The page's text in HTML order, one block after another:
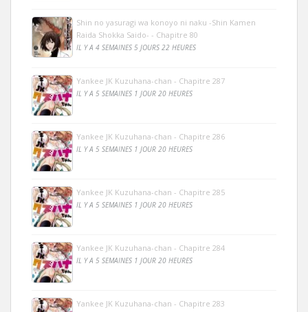
Shin no yasuragi wa konoyo ni naku -Shin Kamen
Raida Shokka Saido- - Chapitre 80
IL Y A 4 SEMAINES 5 JOURS 22 HEURES
Yankee JK Kuzuhana-chan - Chapitre 287
IL Y A 5 SEMAINES 1 JOUR 20 HEURES
Yankee JK Kuzuhana-chan - Chapitre 286
IL Y A 5 SEMAINES 1 JOUR 20 HEURES
Yankee JK Kuzuhana-chan - Chapitre 285
IL Y A 5 SEMAINES 1 JOUR 20 HEURES
Yankee JK Kuzuhana-chan - Chapitre 284
IL Y A 5 SEMAINES 1 JOUR 20 HEURES
Yankee JK Kuzuhana-chan - Chapitre 283